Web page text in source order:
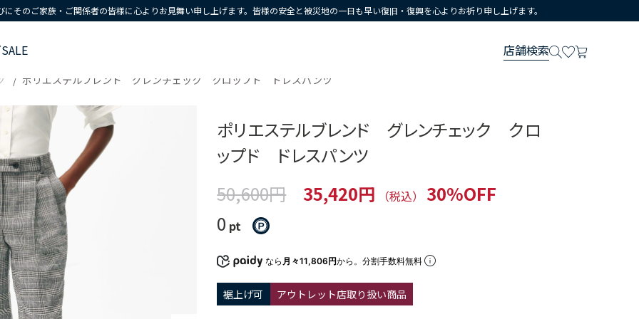
そのご家族・ご関係者の皆様に心よりお見舞い申し上げます。皆様の安全と被災地の一日も早い復旧・復興を心よりお祈り申し上げます。
SALE 店舗検索
ポリエステルブレンド グレンチェック クロップド ドレスパンツ
ポリエステルブレンド グレンチェック クロ
ップド ドレスパンツ
50,600円
35,420円 （税込）
30%OFF
0 pt
なら 月々11,806円から。分割手数料無料
裾上げ可 アウトレット店取り扱い商品